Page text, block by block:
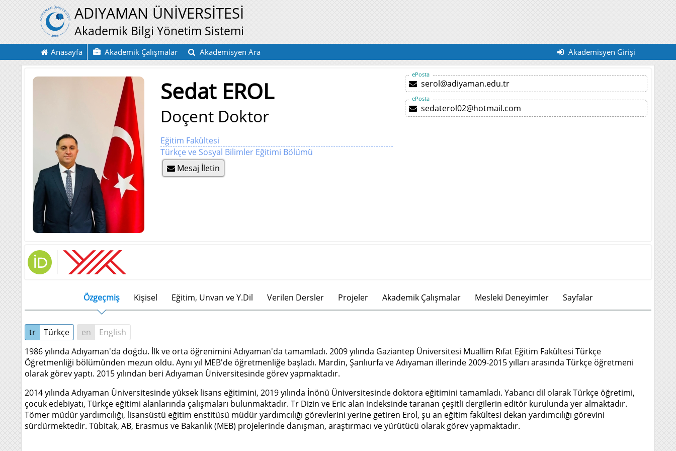
ADIYAMAN ÜNİVERSİTESİ
Akademik Bilgi Yönetim Sistemi
Anasayfa Akademik Çalışmalar Akademisyen Ara Akademisyen Girişi
Sedat EROL
Doçent Doktor
Eğitim Fakültesi
Türkçe ve Sosyal Bilimler Eğitimi Bölümü
Mesaj İletin
ePosta
serol@adiyaman.edu.tr
ePosta
sedaterol02@hotmail.com
Özgeçmiş Kişisel Eğitim, Unvan ve Y.Dil Verilen Dersler Projeler Akademik Çalışmalar Mesleki Deneyimler Sayfalar
tr Türkçe en
English
1986 yılında Adıyaman'da doğdu. İlk ve orta öğrenimini Adıyaman'da tamamladı. 2009 yılında Gaziantep Üniversitesi Muallim Rıfat Eğitim Fakültesi Türkçe
Öğretmenliği bölümünden mezun oldu. Aynı yıl MEB'de öğretmenliğe başladı. Mardin, Şanlıurfa ve Adıyaman illerinde 2009-2015 yılları arasında Türkçe öğretmeni
olarak görev yaptı. 2015 yılından beri Adıyaman Üniversitesinde görev yapmaktadır.
2014 yılında Adıyaman Üniversitesinde yüksek lisans eğitimini, 2019 yılında İnönü Üniversitesinde doktora eğitimini tamamladı. Yabancı dil olarak Türkçe öğretimi,
çocuk edebiyatı, Türkçe eğitimi alanlarında çalışmaları bulunmaktadır. Tr Dizin ve Eric alan indeksinde taranan çeşitli dergilerin editör kurulunda yer almaktadır.
Tömer müdür yardımcılığı, lisansüstü eğitim enstitüsü müdür yardımcılığı görevlerini yerine getiren Erol, şu an eğitim fakültesi dekan yardımcılığı görevini
sürdürmektedir. Tübitak, AB, Erasmus ve Bakanlık (MEB) projelerinde danışman, araştırmacı ve yürütücü olarak görev yapmaktadır.